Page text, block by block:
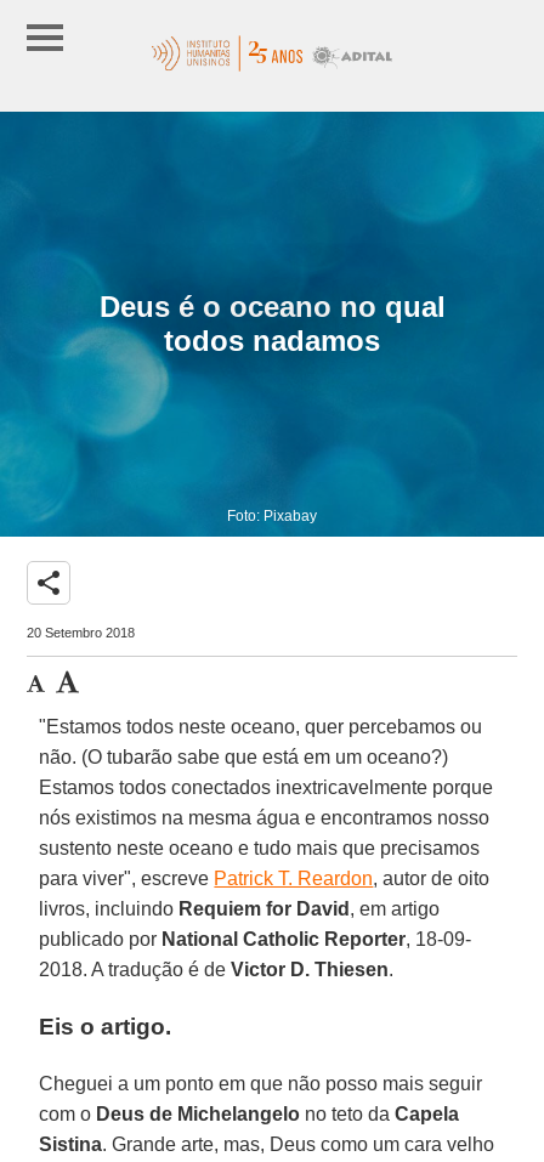
Deus é o oceano no qual
todos nadamos
Foto: Pixabay
share
20 Setembro 2018
"Estamos todos neste oceano, quer percebamos ou
não. (O tubarão sabe que está em um oceano?)
Estamos todos conectados inextricavelmente porque
nós existimos na mesma água e encontramos nosso
sustento neste oceano e tudo mais que precisamos
para viver", escreve Patrick T. Reardon, autor de oito
livros, incluindo Requiem for David , em artigo
publicado por National Catholic Reporter, 18-09-
2018. A tradução é deVictor D. Thiesen.
Eis o artigo.
Cheguei a um ponto em que não posso mais seguir
com o Deus de Michelangelo no teto daCapela
Sistina. Grande arte, mas, Deus como um cara velho